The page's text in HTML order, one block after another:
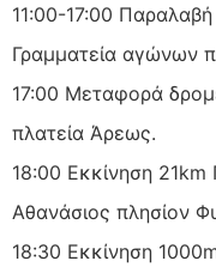
11:00-17:00
Γραμματεία αγώνων
17:00 Μεταφορά
πλατεία Άρεως.
18:00 Εκκίνηση
Αθανάσιος πλησίον
18:30 Εκκίνηση